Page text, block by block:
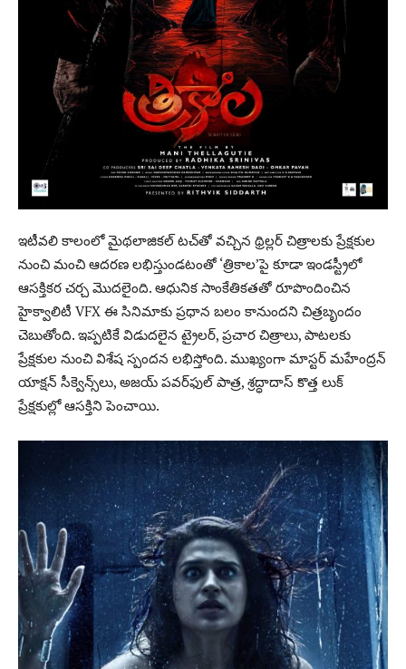
ఇటీవలి కాలంలో మైథలాజికల్ టచ్‌తో వచ్చిన థ్రిల్లర్ చిత్రాలకు ప్రేక్షకుల
నుంచి మంచి ఆదరణ లభిస్తుండటంతో ‘త్రికాల’పై కూడా ఇండస్ట్రీలో
ఆసక్తికర చర్చ మొదలైంది. ఆధునిక సాంకేతికతతో రూపొందించిన
హైక్వాలిటీ VFX ఈ సినిమాకు ప్రధాన బలం కానుందని చిత్రబృందం
చెబుతోంది. ఇప్పటికే విడుదలైన ట్రైలర్‌, ప్రచార చిత్రాలు, పాటలకు
ప్రేక్షకుల నుంచి విశేష స్పందన లభిస్తోంది. ముఖ్యంగా మాస్టర్ మహేంద్రన్
యాక్షన్ సీక్వెన్స్‌లు, అజయ్ పవర్‌ఫుల్ పాత్ర, శ్రద్ధాదాస్ కొత్త లుక్
ప్రేక్షకుల్లో ఆసక్తిని పెంచాయి.